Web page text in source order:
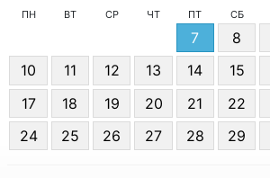
ПН ВТ СР ЧТ ПТ СБ
7 8
10
11 12 13 14 15
17
18 19 20 21 22
24
25 26 27 28 29